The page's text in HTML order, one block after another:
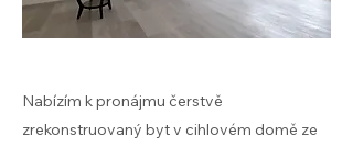
Nabízím k pronájmu čerstvě
zrekonstruovaný byt v cihlovém domě ze